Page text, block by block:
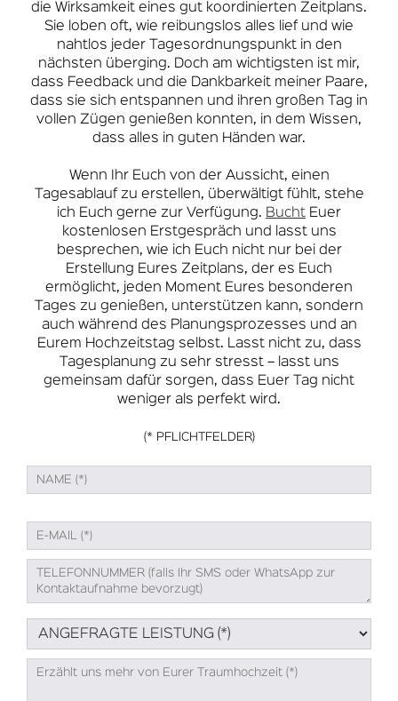
die Wirksamkeit eines gut koordinierten Zeitplans.
Sie loben oft, wie reibungslos alles lief und wie
nahtlos jeder Tagesordnungspunkt in den
nächsten überging. Doch am wichtigsten ist mir,
dass Feedback und die Dankbarkeit meiner Paare,
dass sie sich entspannen und ihren großen Tag in
vollen Zügen genießen konnten, in dem Wissen,
dass alles in guten Händen war.
Wenn Ihr Euch von der Aussicht, einen
Tagesablauf zu erstellen, überwältigt fühlt, stehe
ich Euch gerne zur Verfügung. Bucht Euer
kostenlosen Erstgespräch und lasst uns
besprechen, wie ich Euch nicht nur bei der
Erstellung Eures Zeitplans, der es Euch
ermöglicht, jeden Moment Eures besonderen
Tages zu genießen, unterstützen kann, sondern
auch während des Planungsprozesses und an
Eurem Hochzeitstag selbst. Lasst nicht zu, dass
Tagesplanung zu sehr stresst – lasst uns
gemeinsam dafür sorgen, dass Euer Tag nicht
weniger als perfekt wird.
(* PFLICHTFELDER)